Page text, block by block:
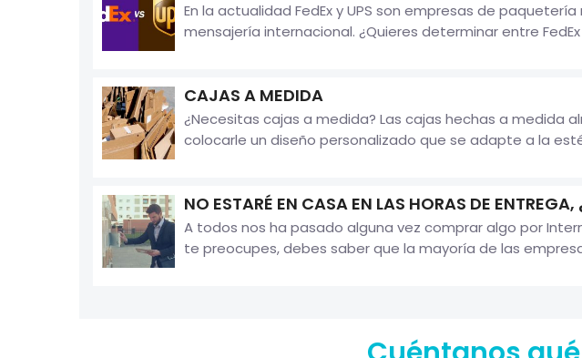
En la actualidad FedEx y UPS son empresas de
mensajería internacional. ¿Quieres determinar entre
CAJAS A MEDIDA
¿Necesitas cajas a medida? Las cajas hechas a medida
colocarle un diseño personalizado que se adapte a la
NO ESTARÉ EN CASA EN LAS HORAS DE
A todos nos ha pasado alguna vez comprar algo por
te preocupes, debes saber que la mayoría de las